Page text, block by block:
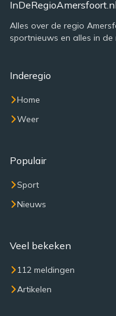
InDeRegioAmersfoort.nl
Alles over de regio
sportnieuws en alles in
Inderegio
Home
Weer
Populair
Sport
Nieuws
Veel bekeken
112 meldingen
Artikelen